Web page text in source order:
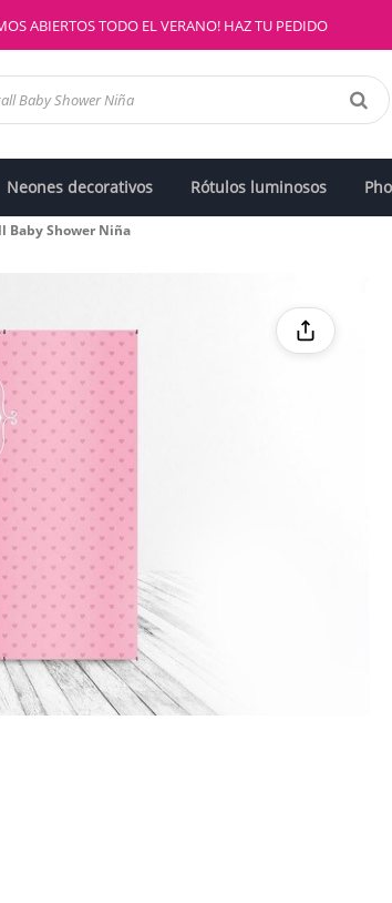
ABIERTOS TODO EL VERANO! HAZ TU PEDIDO
Neones decorativos Rótulos luminosos
Baby Shower Niña